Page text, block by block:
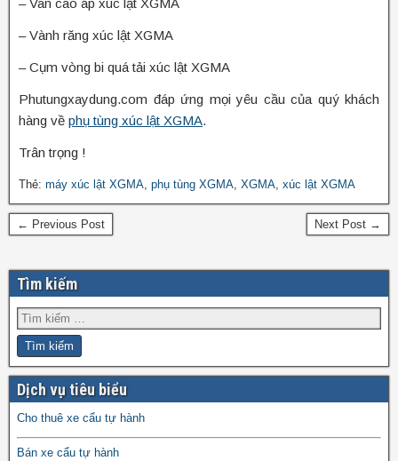
– Vành răng xúc lật XGMA
– Cụm vòng bi quá tải xúc lật XGMA
Phutungxaydung.com đáp ứng mọi yêu cầu của quý khách
hàng về phụ tùng xúc lật XGMA.
Trân trọng !
Thẻ: máy xúc lật XGMA phụ tùng XGMA XGMA xúc lật XGMA
← Previous Post Next Post →
Tìm kiếm
Dịch vụ tiêu biểu
Cho thuê xe cẩu tự hành
Bán xe cẩu tự hành